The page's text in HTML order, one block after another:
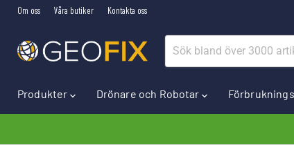
Om oss Våra butiker Kontakta oss
Produkter Drönare och Robotar